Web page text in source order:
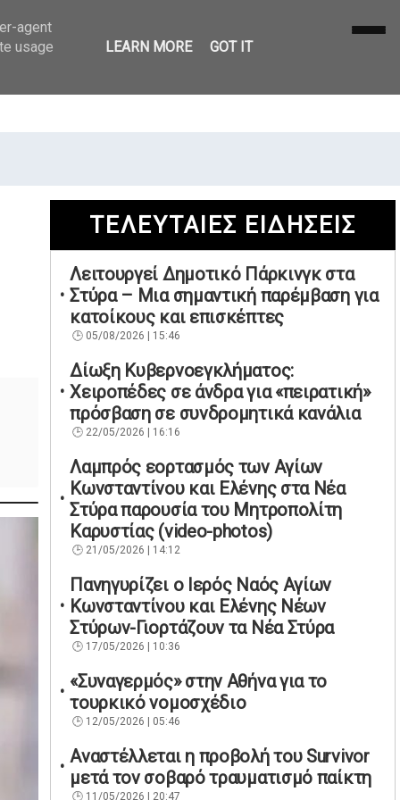
ΤΕΛΕΥΤΑΙΕΣ ΕΙΔΗΣΕΙΣ
Λειτουργεί Δημοτικό Πάρκινγκ στα
Στύρα – Μια σημαντική παρέμβαση για
κατοίκους και επισκέπτες
05/08/2026 | 15:46
Δίωξη Κυβερνοεγκλήματος:
Χειροπέδες σε άνδρα για «πειρατική»
πρόσβαση σε συνδρομητικά κανάλια
22/05/2026 | 16:16
Λαμπρός εορτασμός των Αγίων
Κωνσταντίνου και Ελένης στα Νέα
Στύρα παρουσία του Μητροπολίτη
Καρυστίας (video-photos)
21/05/2026 | 14:12
Πανηγυρίζει ο Ιερός Ναός Αγίων
Κωνσταντίνου και Ελένης Νέων
Στύρων-Γιορτάζουν τα Νέα Στύρα
17/05/2026 | 10:36
«Συναγερμός» στην Αθήνα για το
τουρκικό νομοσχέδιο
12/05/2026 | 05:46
Αναστέλλεται η προβολή του Survivor
μετά τον σοβαρό τραυματισμό παίκτη
11/05/2026 | 20:47
agent
usage
LEARN MORE GOT IT